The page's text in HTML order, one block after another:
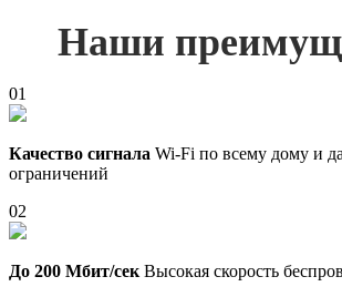
Наши
01
Качество сигнала Wi-Fi по всему дому и
ограничений
02
До 200 Мбит/сек Высокая скорость